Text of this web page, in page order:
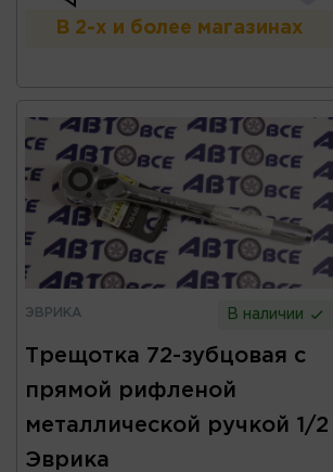
В 2-х и более магазинах
ЭВРИКА В наличии
Трещотка 72-зубцовая с
прямой рифленой
металлической ручкой 1/2
Эврика